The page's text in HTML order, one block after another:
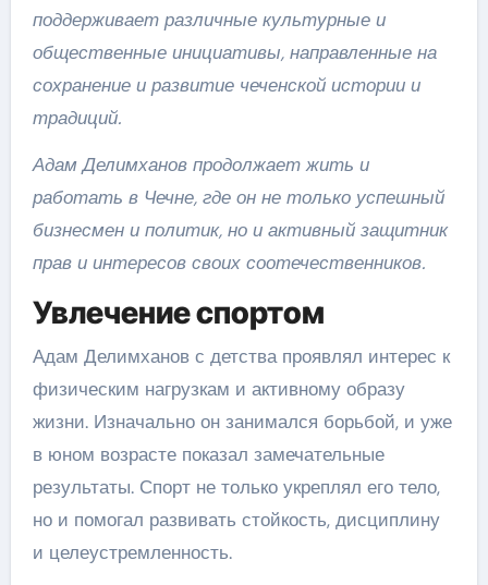
поддерживает различные культурные и
общественные инициативы, направленные на
сохранение и развитие чеченской истории и
традиций.
Адам Делимханов продолжает жить и
работать в Чечне, где он не только успешный
бизнесмен и политик, но и активный защитник
прав и интересов своих соотечественников.
Увлечение спортом
Адам Делимханов с детства проявлял интерес к
физическим нагрузкам и активному образу
жизни. Изначально он занимался борьбой, и уже
в юном возрасте показал замечательные
результаты. Спорт не только укреплял его тело,
но и помогал развивать стойкость, дисциплину
и целеустремленность.